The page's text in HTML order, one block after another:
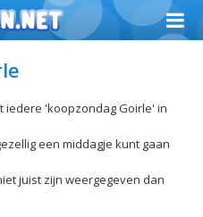
iedere 'koopzondag Goirle' in
een middagje kunt gaan
juist zijn weergegeven dan